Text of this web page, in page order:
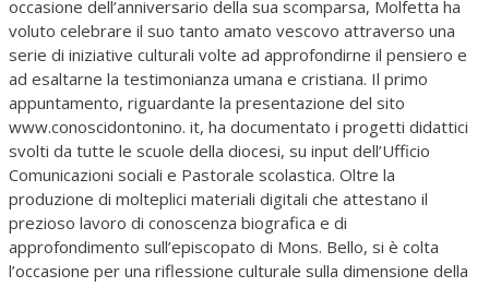
occasione dell’anniversario della sua scomparsa, Molfetta ha
voluto celebrare il suo tanto amato vescovo attraverso una
serie di iniziative culturali volte ad approfondirne il pensiero e
ad esaltarne la testimonianza umana e cristiana. Il primo
appuntamento, riguardante la presentazione del sito
www.conoscidontonino. it, ha documentato i progetti didattici
svolti da tutte le scuole della diocesi, su input dell’Ufficio
Comunicazioni sociali e Pastorale scolastica. Oltre la
produzione di molteplici materiali digitali che attestano il
prezioso lavoro di conoscenza biografica e di
approfondimento sull’episcopato di Mons. Bello, si è colta
l’occasione per una riflessione culturale sulla dimensione della